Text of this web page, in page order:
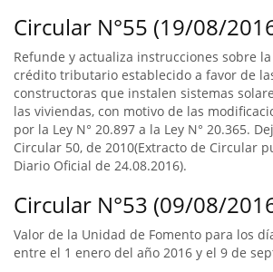
Circular N°55 (19/08/
Refunde y actualiza instrucciones sobre
crédito tributario establecido a favor de
constructoras que instalen sistemas
las viviendas, con motivo de las
por la Ley N° 20.897 a la Ley N° 20.365.
Circular 50, de 2010(Extracto de Circular
Diario Oficial de 24.08.2016).
Circular N°53 (09/08/
Valor de la Unidad de Fomento para los
entre el 1 enero del año 2016 y el 9 de